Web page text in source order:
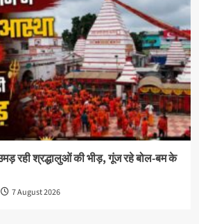
रही श्रद्धालुओं की भीड़, गूंज रहे बोल-बम के
7 August 2026